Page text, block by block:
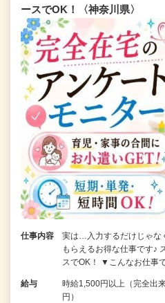
ースでOK！〈神奈川県〉
仕事内容
実は…入力するだけじゃな
もらえるお得な仕事です♪
スでOK！ ▼こんなお仕事
給与
時給1,500円以上（完全出
円）